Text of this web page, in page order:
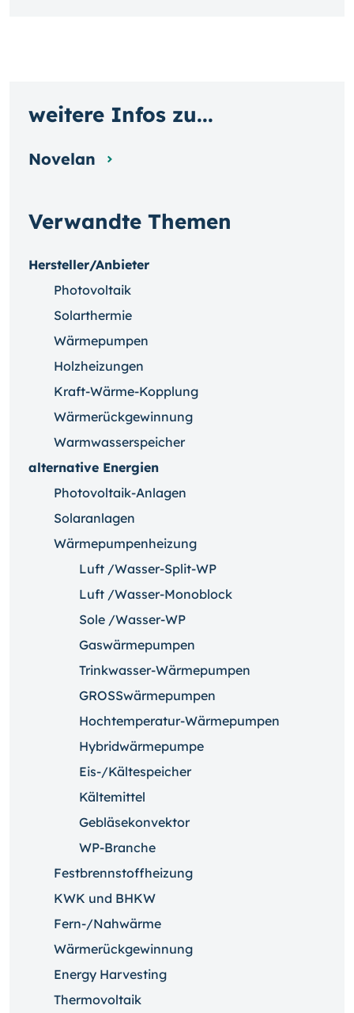
Verwandte Themen
Hersteller/Anbieter
Photovoltaik
Solarthermie
Wärmepumpen
Holzheizungen
Kraft-Wärme-Kopplung
Wärmerückgewinnung
Warmwasserspeicher
alternative Energien
Photovoltaik-Anlagen
Solaranlagen
Wärmepumpenheizung
Luft /Wasser-Split-WP
Luft /Wasser-Monoblock
Sole /Wasser-WP
Gaswärmepumpen
Trinkwasser-Wärmepumpen
GROSSwärmepumpen
Hochtemperatur-Wärmepumpen
Hybridwärmepumpe
Eis-/Kältespeicher
Kältemittel
Gebläsekonvektor
WP-Branche
Festbrennstoffheizung
KWK und BHKW
Fern-/Nahwärme
Wärmerückgewinnung
Energy Harvesting
Thermovoltaik
weitere Infos zu...
Novelan